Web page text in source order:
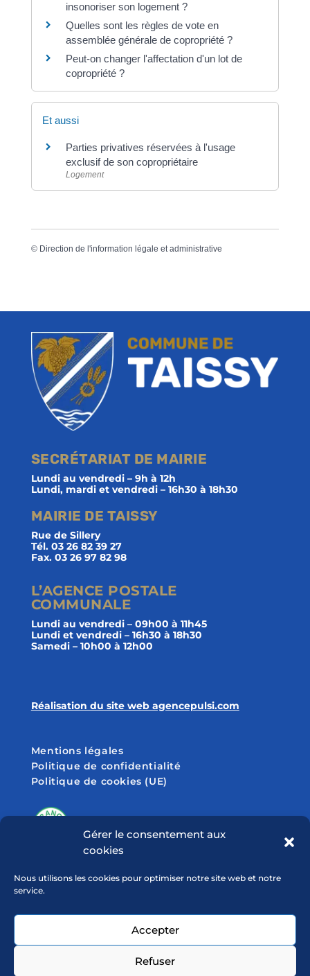
Gérer le consentement aux
cookies
Nous utilisons les cookies pour optimiser notre site web et notre
service.
Accepter
Refuser
insonoriser son logement ?
Quelles sont les règles de vote en
assemblée générale de copropriété ?
Peut-on changer l'affectation d'un lot de
copropriété ?
Et aussi
Parties privatives réservées à l'usage
exclusif de son copropriétaire
Logement
© Direction de l'information légale et administrative
SECRÉTARIAT DE MAIRIE
Lundi au vendredi – 9h à 12h
Lundi, mardi et vendredi – 16h30 à 18h30
MAIRIE DE TAISSY
Rue de Sillery
Tél. 03 26 82 39 27
Fax. 03 26 97 82 98
L’AGENCE POSTALE
COMMUNALE
Lundi au vendredi – 09h00 à 11h45
Lundi et vendredi – 16h30 à 18h30
Samedi – 10h00 à 12h00
Réalisation du site web agencepulsi.com
Mentions légales
Politique de confidentialité
Politique de cookies (UE)
SUIVEZ-NOUS SUR